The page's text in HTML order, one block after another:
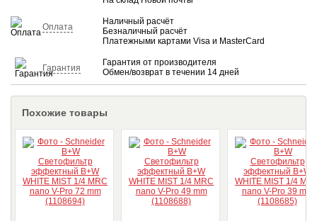
Оплата
Наличный расчёт
Безналичный расчёт
Платежными картами Visa и MasterCard
Гарантия
Гарантия от производителя
Обмен/возврат в течении 14 дней
Похожие товары